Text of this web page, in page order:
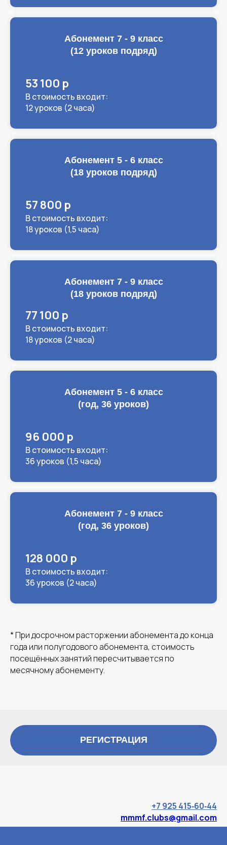
Абонемент 7 - 9 класс
(12 уроков подряд)
53 100 р
В стоимость входит:
12 уроков (2 часа)
Абонемент 5 - 6 класс
(18 уроков подряд)
57 800 р
В стоимость входит:
18 уроков (1,5 часа)
Абонемент 7 - 9 класс
(18 уроков подряд)
77 100 р
В стоимость входит:
18 уроков (2 часа)
Абонемент 5 - 6 класс
(год, 36 уроков)
96 000 р
В стоимость входит:
36 уроков (1,5 часа)
Абонемент 7 - 9 класс
(год, 36 уроков)
128 000 р
В стоимость входит:
36 уроков (2 часа)
* При досрочном расторжении абонемента до конца
года или полугодового абонемента, стоимость
посещённых занятий пересчитывается по
месячному абонементу.
РЕГИСТРАЦИЯ
+7 925 415‑60‑44‬
mmmf.clubs@gmail.com